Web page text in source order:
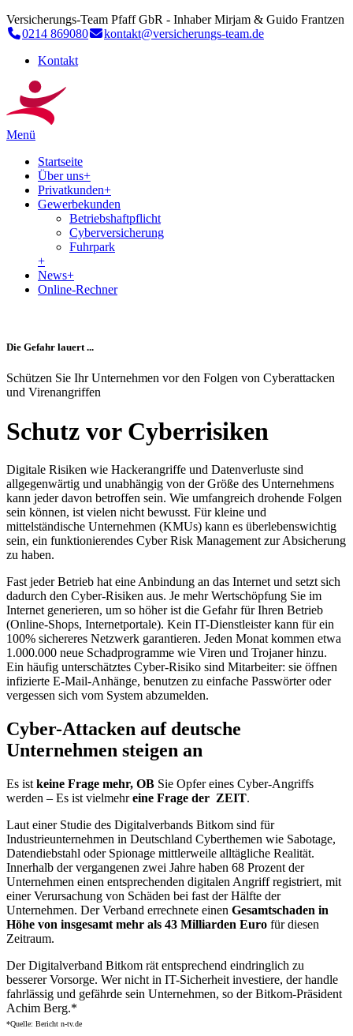
Versicherungs-Team Pfaff GbR - Inhaber Mirjam & Guido Frantzen
0214 869080
kontakt@versicherungs-team.de
Kontakt
Menü
Startseite
Über uns+
Privatkunden+
Gewerbekunden
Betriebshaftpflicht
Cyberversicherung
Fuhrpark
+
News+
Online-Rechner
Die Gefahr lauert ...
Schützen Sie Ihr Unternehmen vor den Folgen von Cyberattacken
und Virenangriffen
Schutz vor Cyberrisiken
Digitale Risiken wie Hackerangriffe und Datenverluste sind
allgegenwärtig und unabhängig von der Größe des Unternehmens
kann jeder davon betroffen sein. Wie umfangreich drohende Folgen
sein können, ist vielen nicht bewusst. Für kleine und
mittelständische Unternehmen (KMUs) kann es überlebenswichtig
sein, ein funktionierendes Cyber Risk Management zur Absicherung
zu haben.
Fast jeder Betrieb hat eine Anbindung an das Internet und setzt sich
dadurch den Cyber-Risiken aus. Je mehr Wertschöpfung Sie im
Internet generieren, um so höher ist die Gefahr für Ihren Betrieb
(Online-Shops, Internetportale). Kein IT-Dienstleister kann für ein
100% sichereres Netzwerk garantieren. Jeden Monat kommen etwa
1.000.000 neue Schadprogramme wie Viren und Trojaner hinzu.
Ein häufig unterschätztes Cyber-Risiko sind Mitarbeiter: sie öffnen
infizierte E-Mail-Anhänge, benutzen zu einfache Passwörter oder
vergessen sich vom System abzumelden.
Cyber-Attacken auf deutsche
Unternehmen steigen an
Es ist keine Frage mehr, OB Sie Opfer eines Cyber-Angriffs
werden – Es ist vielmehreine Frage der ZEIT.
Laut einer Studie des Digitalverbands Bitkom sind für
Industrieunternehmen in Deutschland Cyberthemen wie Sabotage,
Datendiebstahl oder Spionage mittlerweile alltägliche Realität.
Innerhalb der vergangenen zwei Jahre haben 68 Prozent der
Unternehmen einen entsprechenden digitalen Angriff registriert, mit
einer Verursachung von Schäden bei fast der Hälfte der
Unternehmen. Der Verband errechnete einen Gesamtschaden in
Höhe von insgesamt mehr als 43 Milliarden Euro für diesen
Zeitraum.
Der Digitalverband Bitkom rät entsprechend eindringlich zu
besserer Vorsorge. Wer nicht in IT-Sicherheit investiere, der handle
fahrlässig und gefährde sein Unternehmen, so der Bitkom-Präsident
Achim Berg.*
*Quelle: Bericht n-tv.de